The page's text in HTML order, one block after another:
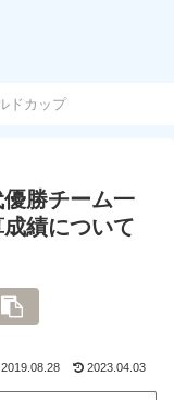
ドカップ
勝チーム一
績について
2019.08.28 2023.04.03